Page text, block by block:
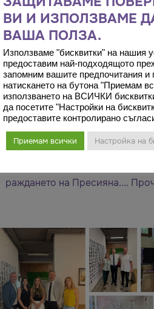
Роди се
Ние, екипът на ЗИЦ Медикъл
раждането на Пресияна....
ВИ И ИЗПОЛЗВАМЕ
ВАША ПОЛЗА.
Използваме "бисквитки" на нашия
предоставим най-подходящото
запомним вашите предпочитания и
натискането на бутона "Приемам
използването на ВСИЧКИ
да посетите "Настройки на
предоставите контролирано
Приемам всички Настройка на